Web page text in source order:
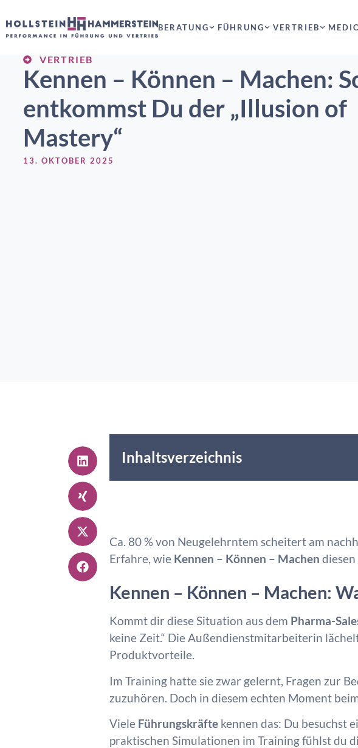
BERATUNG FÜHRUNG VERTRIEB
VERTRIEB
Kennen – Können – Machen:
entkommst Du der „Illusion of
Mastery“
13. OKTOBER 2025
Inhaltsverzeichnis
Ca. 80 % von Neugelehrntem scheitert am
Erfahre, wie Kennen – Können – Machen
Kennen – Können – Machen:
Kommt dir diese Situation aus dem Pharma-
keine Zeit.“ Die Außendienstmitarbeiterin
Produktvorteile.
Im Training hatte sie zwar gelernt, Fragen zur
zuzuhören. Doch in diesem echten Moment
Viele Führungskräfte kennen das: Du besuchst
praktischen Simulationen im Training fühlst du